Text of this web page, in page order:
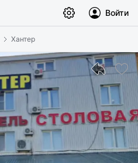
Войти
Хантер